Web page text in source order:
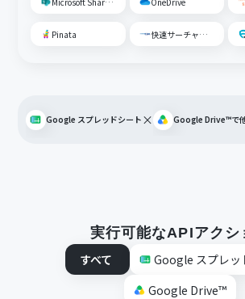
Pinata 快速サーチャーGX
Google スプレッドシート × Google Drive™で
実行可能なAPIアクシ
すべて
Google スプレッ
Google Drive™